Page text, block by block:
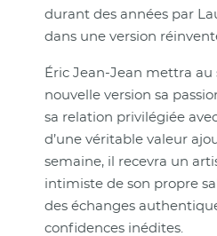
durant des années par
dans une version
Éric Jean-Jean mettra au
nouvelle version sa
sa relation privilégiée
d’une véritable valeur
semaine, il recevra un
intimiste de son propre
des échanges
confidences inédites.